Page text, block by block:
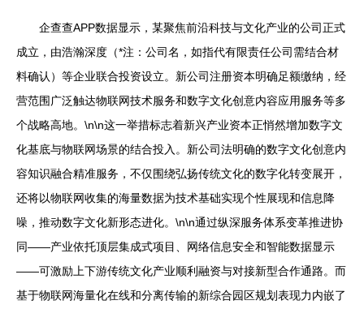
企查查APP数据显示，某聚焦前沿科技与文化产业的公司正式
成立，由浩瀚深度（*注：公司名，如指代有限责任公司需结合材
料确认）等企业联合投资设立。新公司注册资本明确足额缴纳，经
营范围广泛触达物联网技术服务和数字文化创意内容应用服务等多
个战略高地。\n\n这一举措标志着新兴产业资本正悄然增加数字文
化基底与物联网场景的结合投入。新公司法明确的数字文化创意内
容知识融合精准服务，不仅围绕弘扬传统文化的数字化转变展开，
还将以物联网收集的海量数据为技术基础实现个性展现和信息降
噪，推动数字文化新形态进化。\n\n通过纵深服务体系变革推进协
同——产业依托顶层集成式项目、网络信息安全和智能数据显示
——可激励上下游传统文化产业顺利融资与对接新型合作通路。而
基于物联网海量化在线和分离传输的新综合园区规划表现力内嵌了